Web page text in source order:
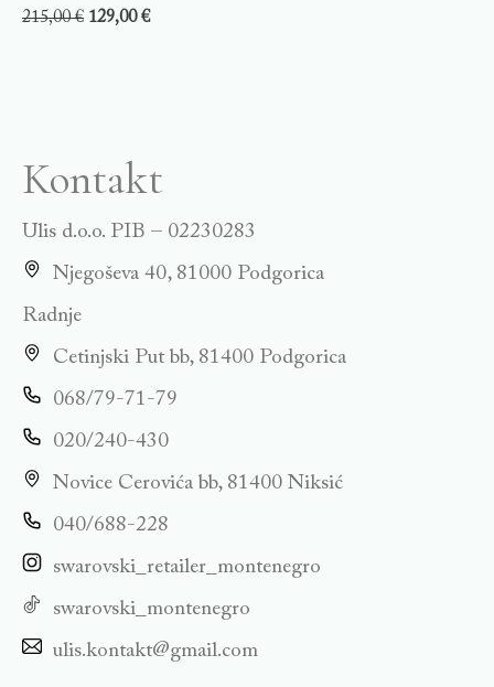
215,00€ 129,00€
Kontakt
Ulis d.o.o. PIB – 02230283
Njegoševa 40, 81000 Podgorica
Radnje
Cetinjski Put bb, 81400 Podgorica
068/79-71-79
020/240-430
Novice Cerovića bb, 81400 Niksić
040/688-228
swarovski_retailer_montenegro
swarovski_montenegro
ulis.kontakt@gmail.com